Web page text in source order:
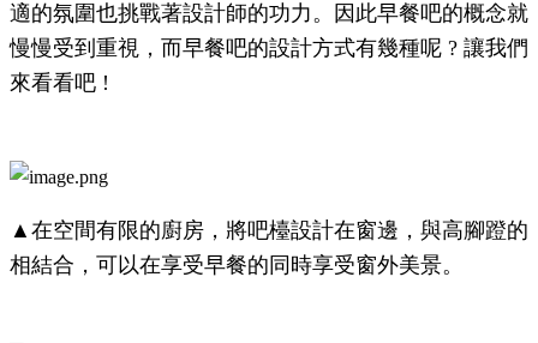
適的氛圍也挑戰著設計師的功力。因此早餐吧的概念就
慢慢受到重視，而早餐吧的設計方式有幾種呢 ? 讓我們
來看看吧 !
▲在空間有限的廚房，將吧檯設計在窗邊，與高腳蹬的
相結合，可以在享受早餐的同時享受窗外美景。